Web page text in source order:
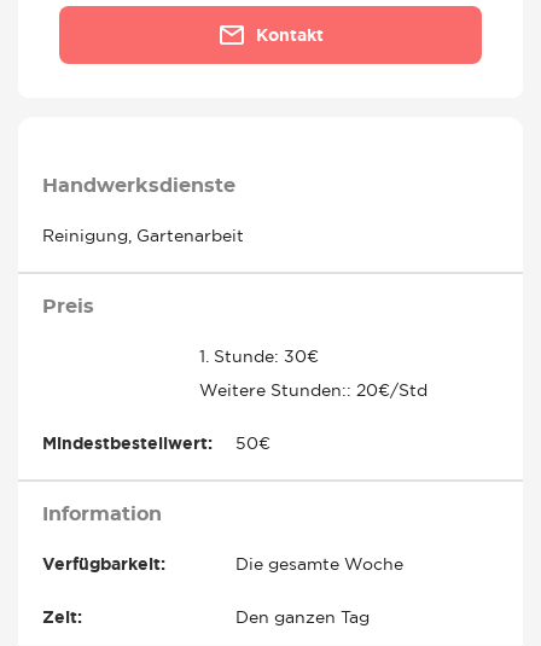
Kontakt
Handwerksdienste
Reinigung, Gartenarbeit
Preis
1. Stunde: 30€
Weitere Stunden:: 20€/Std
Mindestbestellwert: 50€
Information
Verfügbarkeit: Die gesamte Woche
Zeit: Den ganzen Tag